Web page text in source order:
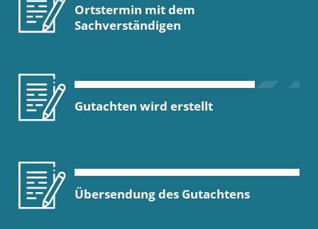
Ortstermin mit dem
Sachverständigen
Gutachten wird erstellt
Übersendung des Gutachtens